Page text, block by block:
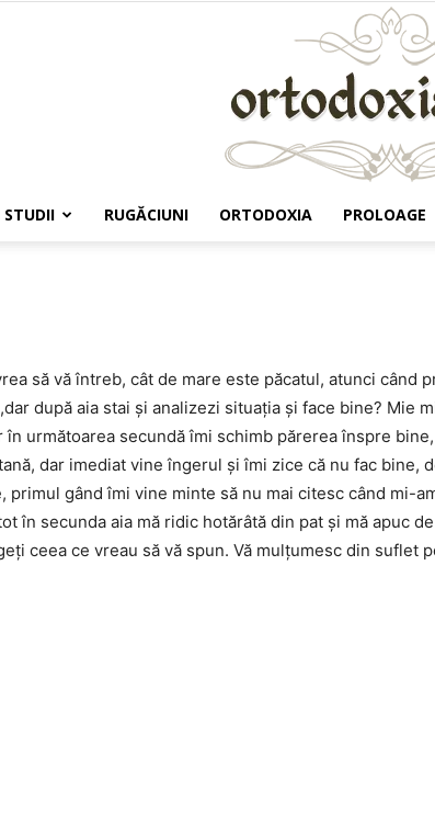
STUDII RUGĂCIUNI ORTODOXIA PROLOAGE
să vă întreb, cât de mare este păcatul, atunci când
după aia stai şi analizezi situaţia şi face bine? Mie
în următoarea secundă îmi schimb părerea înspre
dar imediat vine îngerul şi îmi zice că nu fac bine,
primul gând îmi vine minte să nu mai citesc când mi-
în secunda aia mă ridic hotărâtă din pat şi mă apuc
ceea ce vreau să vă spun. Vă mulţumesc din suflet